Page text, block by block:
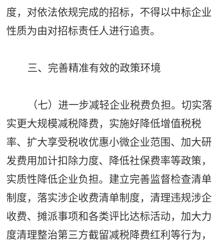
度，对依法依规完成的招标，不得以中标企业
性质为由对招标责任人进行追责。
三、完善精准有效的政策环境
（七）进一步减轻企业税费负担。切实落
实更大规模减税降费，实施好降低增值税税
率、扩大享受税收优惠小微企业范围、加大研
发费用加计扣除力度、降低社保费率等政策，
实质性降低企业负担。建立完善监督检查清单
制度，落实涉企收费清单制度，清理违规涉企
收费、摊派事项和各类评比达标活动，加大力
度清理整治第三方截留减税降费红利等行为，